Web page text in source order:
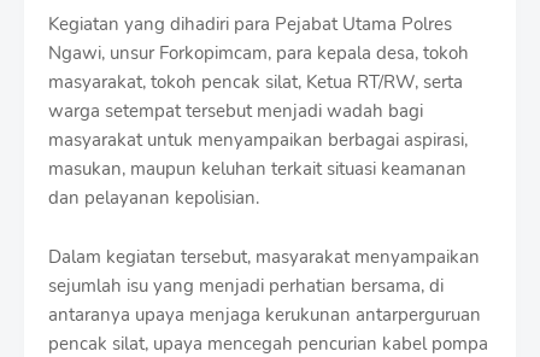
Kegiatan yang dihadiri para Pejabat Utama Polres
Ngawi, unsur Forkopimcam, para kepala desa, tokoh
masyarakat, tokoh pencak silat, Ketua RT/RW, serta
warga setempat tersebut menjadi wadah bagi
masyarakat untuk menyampaikan berbagai aspirasi,
masukan, maupun keluhan terkait situasi keamanan
dan pelayanan kepolisian.
Dalam kegiatan tersebut, masyarakat menyampaikan
sejumlah isu yang menjadi perhatian bersama, di
antaranya upaya menjaga kerukunan antarperguruan
pencak silat, upaya mencegah pencurian kabel pompa
r
o
f
f
T
m
p
l
e
s